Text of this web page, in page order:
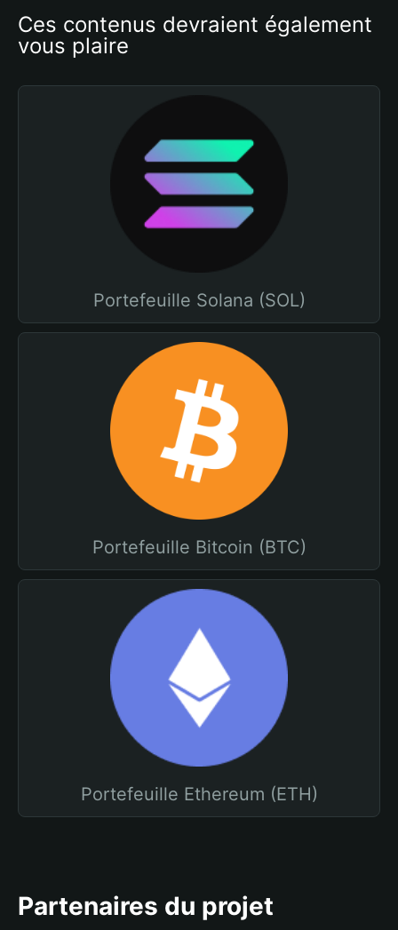
Ces contenus devraient également
vous plaire
Portefeuille Solana (SOL)
Portefeuille Bitcoin (BTC)
Portefeuille Ethereum (ETH)
Partenaires du projet